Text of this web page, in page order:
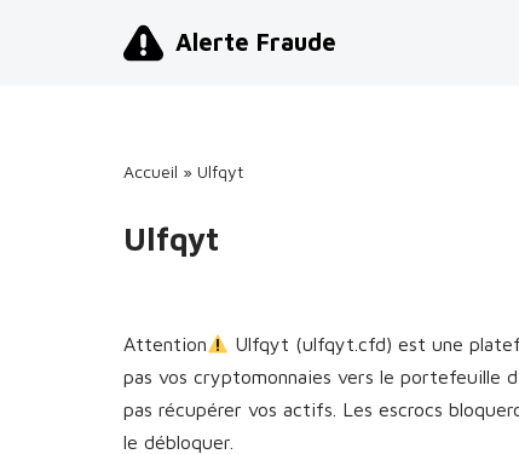
Alerte Fraude
Accueil » Ulfqyt
Ulfqyt
Attention
Ulfqyt (ulfqyt.cfd) est une
pas vos cryptomonnaies vers le portefeuille
pas récupérer vos actifs. Les escrocs
le débloquer.